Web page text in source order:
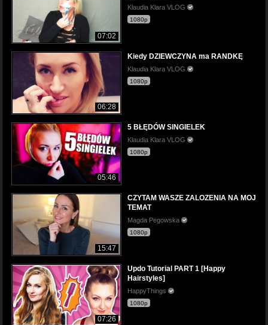
07:02
Klaudia Klara VLOG
1080p
06:28
Kiedy DZIEWCZYNA ma RANDKĘ
Klaudia Klara VLOG
1080p
05:46
5 BŁĘDÓW SINGIELEK
Klaudia Klara VLOG
1080p
15:47
CZYTAM WASZE ZALOZENIA NA MOJ
TEMAT
Magda Pegowska
1080p
07:26
Updo Tutorial PART 1 [Happy
Hairstyles]
HappyThings
1080p